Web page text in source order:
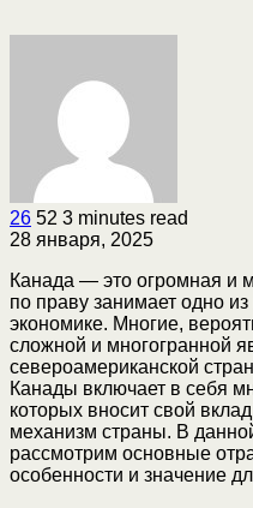
26 52 3 minutes read
28 января, 2025
Канада — это огромная и
по праву занимает одно
экономике. Многие,
сложной и многогранной
североамериканской
Канады включает в себя
которых вносит свой
механизм страны. В
рассмотрим основные
особенности и значение